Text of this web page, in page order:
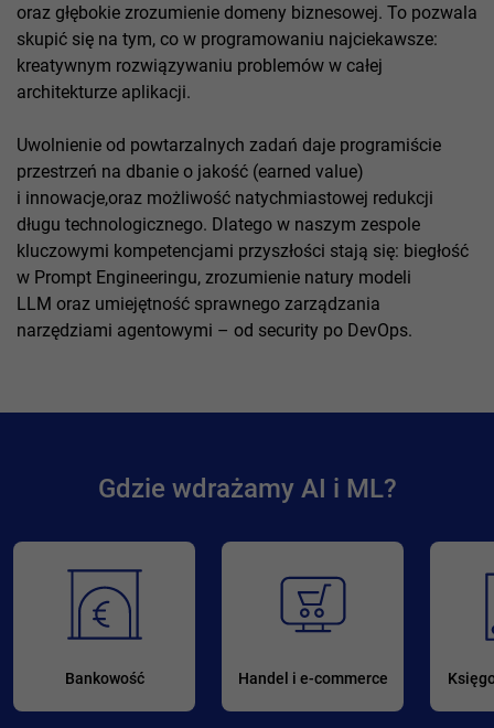
oraz głębokie zrozumienie domeny biznesowej. To pozwala
skupić się na tym, co w programowaniu najciekawsze:
kreatywnym rozwiązywaniu problemów w całej
architekturze aplikacji.
Uwolnienie od powtarzalnych zadań daje programiście
przestrzeń na dbanie o jakość (earned value)
i innowacje,oraz możliwość natychmiastowej redukcji
długu technologicznego. Dlatego w naszym zespole
kluczowymi kompetencjami przyszłości stają się: biegłość
w Prompt Engineeringu, zrozumienie natury modeli
LLM oraz umiejętność sprawnego zarządzania
narzędziami agentowymi – od security po DevOps.
Gdzie wdrażamy AI i ML?
Bankowość Handel i e-commerce